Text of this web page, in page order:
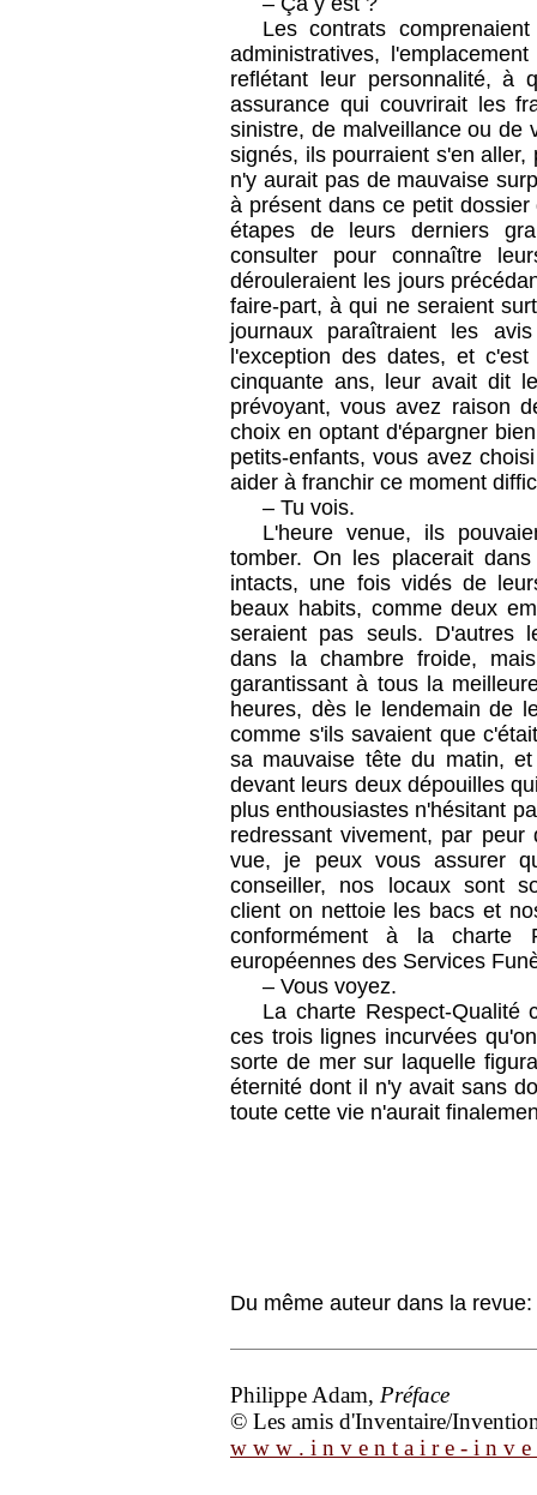
Les contrats
administratives,
reflétant leur personnalité, à
assurance qui couvrirait les
sinistre, de malveillance ou de
signés, ils pourraient s'en
n'y aurait pas de mauvaise
à présent dans ce petit
étapes de leurs derniers
consulter pour connaître
dérouleraient les jours
faire-part, à qui ne seraient
journaux paraîtraient les
l'exception des dates, et
cinquante ans, leur avait dit
prévoyant, vous avez raison
choix en optant d'épargner
petits-enfants, vous avez
aider à franchir ce moment
– Tu vois.
L'heure venue, ils
tomber. On les placerait
intacts, une fois vidés de
beaux habits, comme deux
seraient pas seuls. D'autres
dans la chambre froide,
garantissant à tous la
heures, dès le lendemain de
comme s'ils savaient que
sa mauvaise tête du matin,
devant leurs deux dépouilles
plus enthousiastes n'hésitant
redressant vivement, par
vue, je peux vous assurer
conseiller, nos locaux sont
client on nettoie les bacs et
conformément à la charte
européennes des Services
– Vous voyez.
La charte Respect-
ces trois lignes incurvées
sorte de mer sur laquelle
éternité dont il n'y avait sans
toute cette vie n'aurait
Du même auteur dans la revue:
Philippe Adam, Préface
© Les amis d'Inventaire/
w w w . i n v e n t a i r e - i n v